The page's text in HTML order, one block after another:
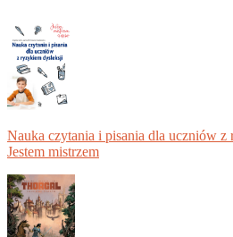
Nauka czytania i pisania dla uczniów z
Jestem mistrzem